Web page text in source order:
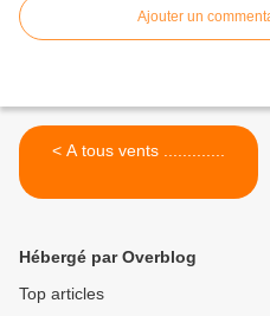
Ajouter un
< A tous vents .............
Hébergé par Overblog
Top articles